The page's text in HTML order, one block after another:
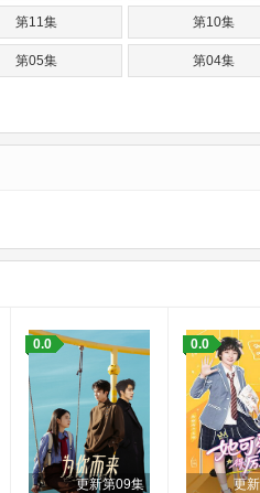
第11集 第10集
第05集 第04集
更新第09集
0.0
更
0.0